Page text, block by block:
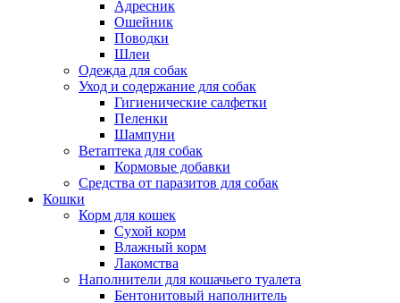
Адресник
Ошейник
Поводки
Шлеи
Одежда для собак
Уход и содержание для собак
Гигиенические салфетки
Пеленки
Шампуни
Ветаптека для собак
Кормовые добавки
Средства от паразитов для собак
Кошки
Корм для кошек
Сухой корм
Влажный корм
Лакомства
Наполнители для кошачьего туалета
Бентонитовый наполнитель